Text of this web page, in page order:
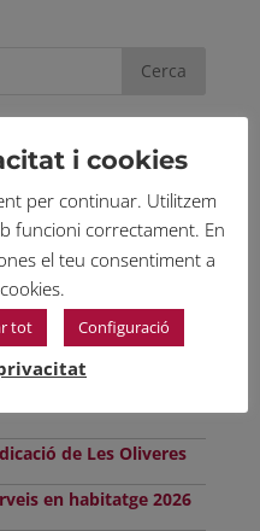
publicades
ADMESES LES
D’ARRANJAMENT A
PER A PERSONES
de lloguer o cessió
de Les Oliveres
en habitatge 2026
i cookies
per continuar. Utilitzem
funcioni correctament. En
el teu consentiment a
tot Configuració